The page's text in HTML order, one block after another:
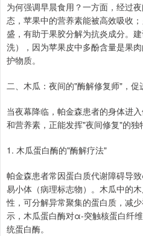
为何强调早晨食用？一方面，经过
态，苹果中的营养素能被高效吸收
盛，有助于果胶分解为抗炎成分。
洗），因为苹果皮中多酚含量是果
护物质。
二、木瓜：夜间的"酶解修复师"，促
当夜幕降临，帕金森患者的身体进
和营养素，正能发挥"夜间修复"的独
1. 木瓜蛋白酶的"酶解疗法"
帕金森患者常因蛋白质代谢障碍导
易小体（病理标志物）。木瓜中的
性，可分解异常聚集的蛋白质，减
示，木瓜蛋白酶对α-突触核蛋白纤
统蛋白酶。